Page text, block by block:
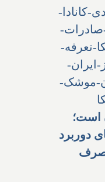
است؛
دوربرد
صرف